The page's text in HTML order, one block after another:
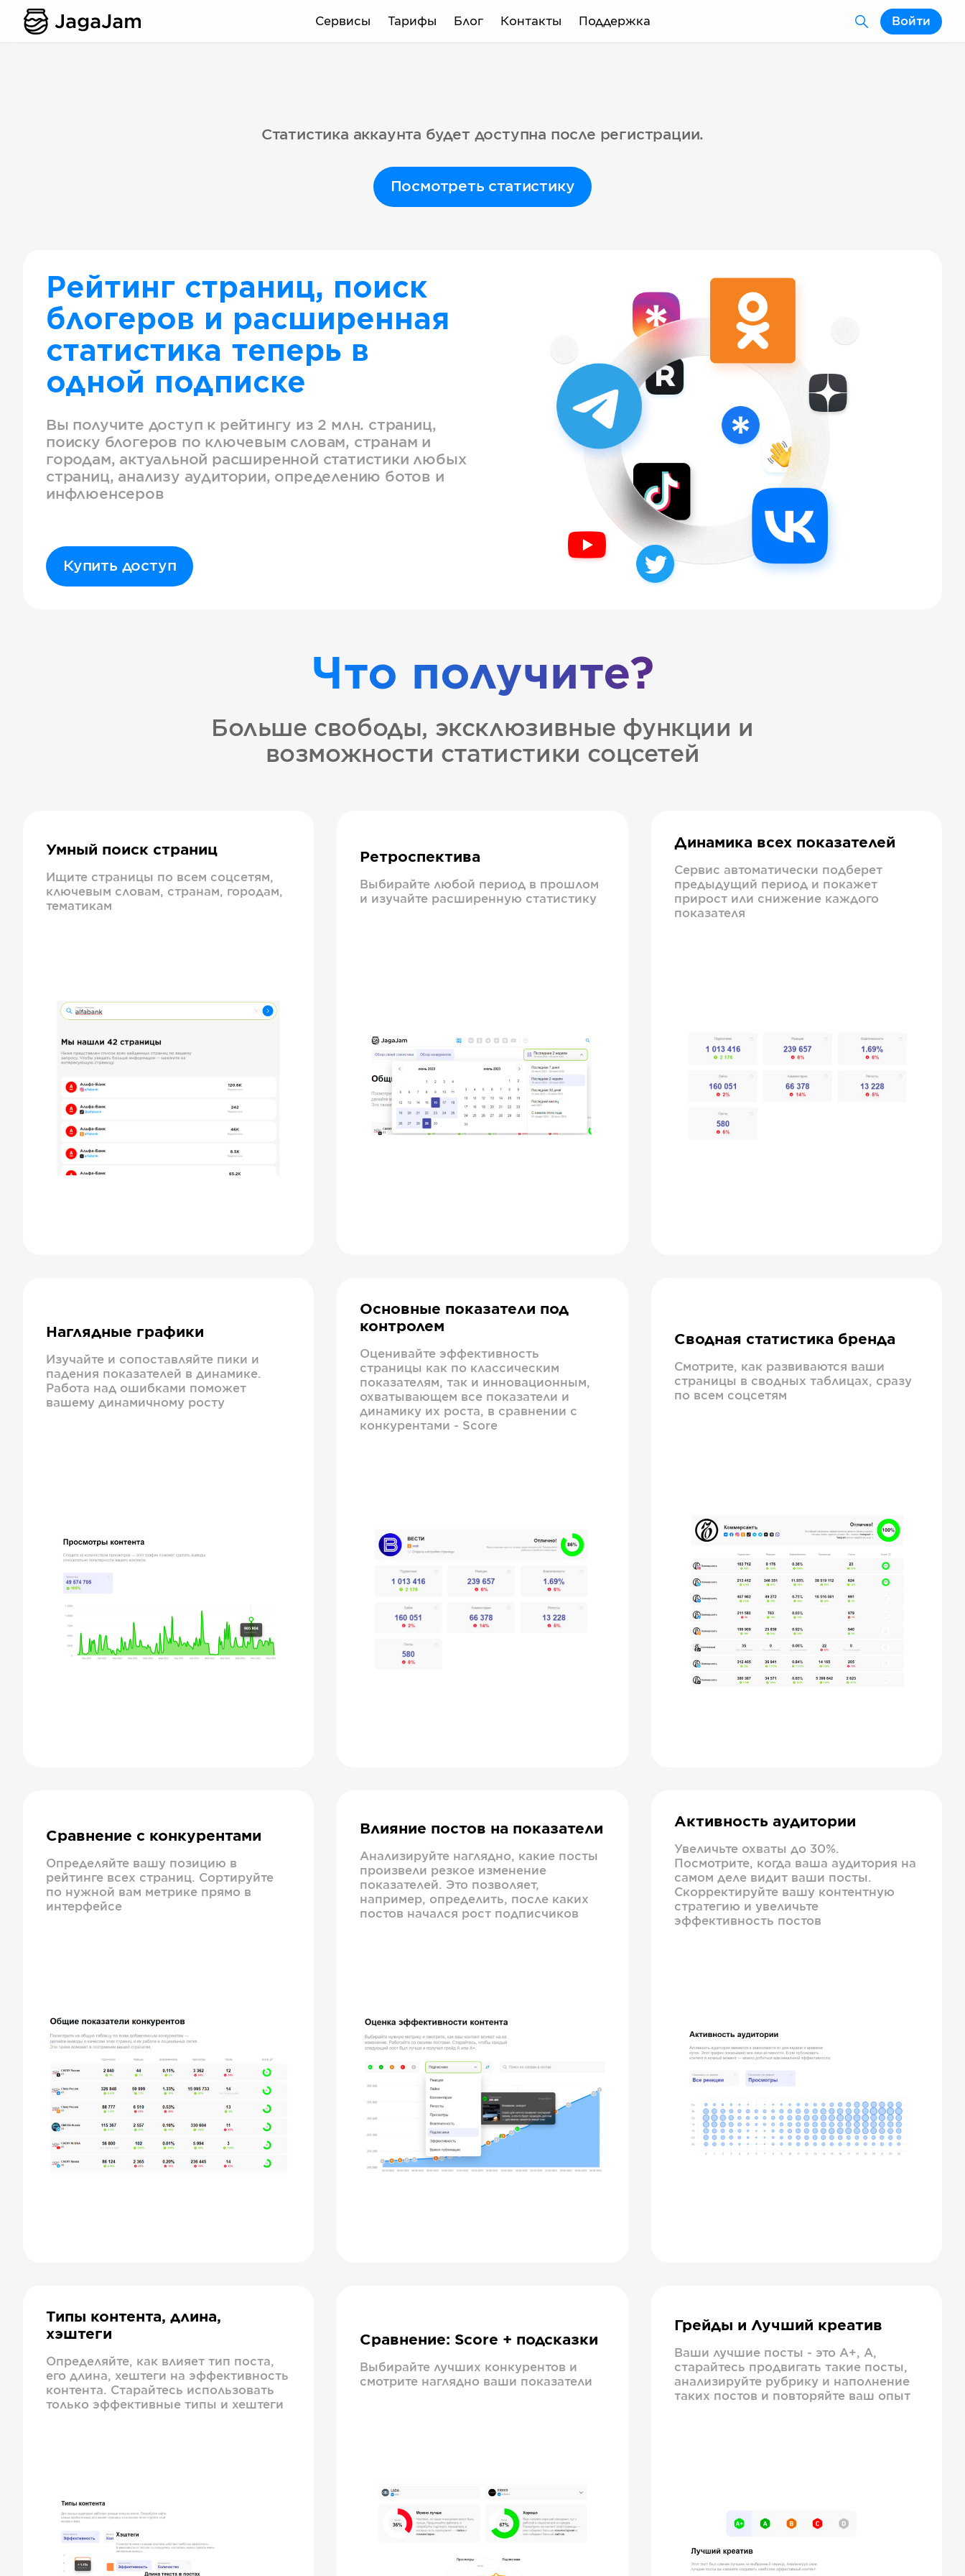
Сервисы Тарифы Блог Контакты Поддержка Войти
Статистика аккаунта будет доступна после регистрации.
Посмотреть статистику
Рейтинг страниц, поиск
блогеров и расширенная
статистика теперь в
одной подписке
Вы получите доступ к рейтингу из 2 млн. страниц,
поиску блогеров по ключевым словам, странам и
городам, актуальной расширенной статистики любых
страниц, анализу аудитории, определению ботов и
инфлюенсеров
Купить доступ
Что получите?
Больше свободы, эксклюзивные функции и
возможности статистики соцсетей
Умный поиск страниц
Ищите страницы по всем соцсетям,
ключевым словам, странам, городам,
тематикам
Ретроспектива
Выбирайте любой период в прошлом
и изучайте расширенную статистику
Динамика всех показателей
Сервис автоматически подберет
предыдущий период и покажет
прирост или снижение каждого
показателя
Наглядные графики
Изучайте и сопоставляйте пики и
падения показателей в динамике.
Работа над ошибками поможет
вашему динамичному росту
Основные показатели под
контролем
Оценивайте эффективность
страницы как по классическим
показателям, так и инновационным,
охватывающем все показатели и
динамику их роста, в сравнении с
конкурентами - Score
Сводная статистика бренда
Смотрите, как развиваются ваши
страницы в сводных таблицах, сразу
по всем соцсетям
Сравнение с конкурентами
Определяйте вашу позицию в
рейтинге всех страниц. Сортируйте
по нужной вам метрике прямо в
интерфейсе
Влияние постов на показатели
Анализируйте наглядно, какие посты
произвели резкое изменение
показателей. Это позволяет,
например, определить, после каких
постов начался рост подписчиков
Активность аудитории
Увеличьте охваты до 30%.
Посмотрите, когда ваша аудитория на
самом деле видит ваши посты.
Скорректируйте вашу контентную
стратегию и увеличьте
эффективность постов
Типы контента, длина,
хэштеги
Определяйте, как влияет тип поста,
его длина, хештеги на эффективность
контента. Старайтесь использовать
только эффективные типы и хештеги
Сравнение: Score + подсказки
Выбирайте лучших конкурентов и
смотрите наглядно ваши показатели
Грейды и Лучший креатив
Ваши лучшие посты - это А+, А,
старайтесь продвигать такие посты,
анализируйте рубрику и наполнение
таких постов и повторяйте ваш опыт